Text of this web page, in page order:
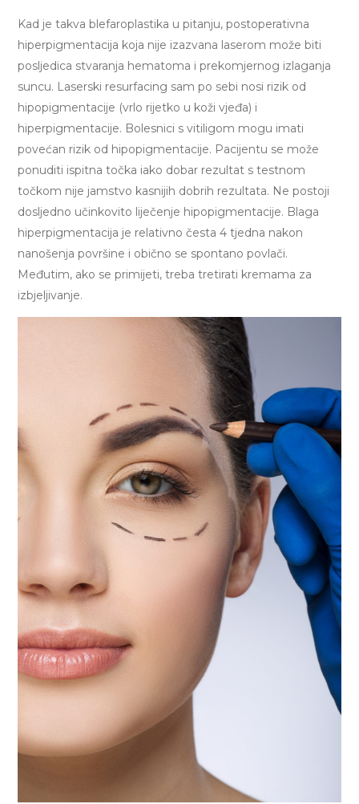
Kad je takva blefaroplastika u pitanju, postoperativna
hiperpigmentacija koja nije izazvana laserom može biti
posljedica stvaranja hematoma i prekomjernog izlaganja
suncu. Laserski resurfacing sam po sebi nosi rizik od
hipopigmentacije (vrlo rijetko u koži vjeđa) i
hiperpigmentacije. Bolesnici s vitiligom mogu imati
povećan rizik od hipopigmentacije. Pacijentu se može
ponuditi ispitna točka iako dobar rezultat s testnom
točkom nije jamstvo kasnijih dobrih rezultata. Ne postoji
dosljedno učinkovito liječenje hipopigmentacije. Blaga
hiperpigmentacija je relativno česta 4 tjedna nakon
nanošenja površine i obično se spontano povlači.
Međutim, ako se primijeti, treba tretirati kremama za
izbjeljivanje.